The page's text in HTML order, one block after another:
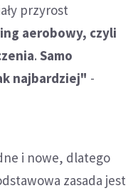
przyrost
aerobowy, czyli
.Samo
najbardziej" -
i nowe, dlatego
zasada jest